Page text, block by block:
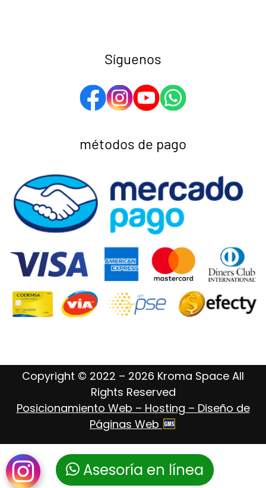
Asesoría en línea
Síguenos
métodos de pago
Copyright © 2022 – 2026 Kroma Space All
Rights Reserved
Posicionamiento Web – Hosting – Diseño de
Páginas Web